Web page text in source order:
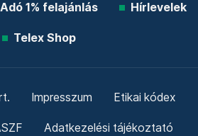
Adó 1% felajánlás Hírlevelek
Telex Shop
Impresszum Etikai kódex
Adatkezelési tájékoztató